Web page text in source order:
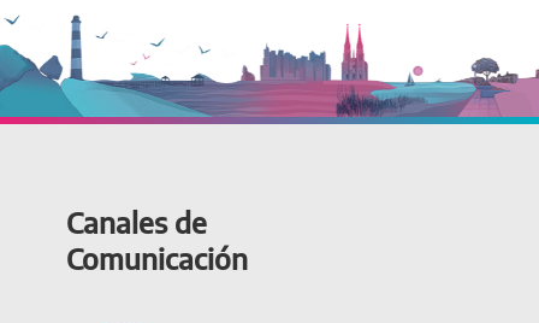
Canales de
Comunicación